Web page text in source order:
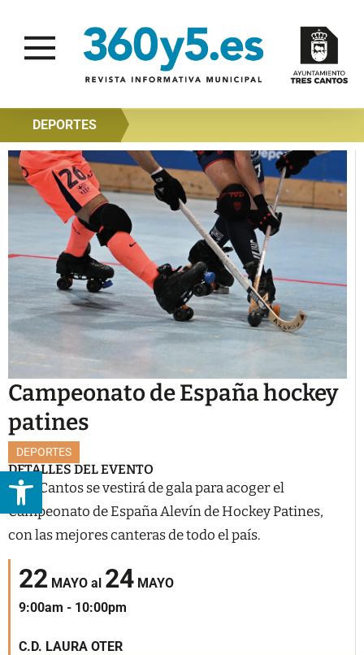
Abrir barra de herramientas
DEPORTES
Campeonato de España hockey
patines
DEPORTES
DETALLES DEL EVENTO
Tres Cantos se vestirá de gala para acoger el
Campeonato de España Alevín de Hockey Patines,
con las mejores canteras de todo el país.
22 MAYO al 24 MAYO
9:00am - 10:00pm
C.D. LAURA OTER